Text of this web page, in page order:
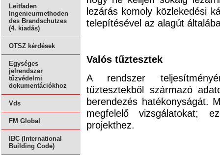
Leitfaden
Ingenieurmethoden
des Brandschutzes
(4. kiadás)
OTSZ kérdések
Egységes
jelrendszer
tűzvédelmi
dokumentációkhoz
Vds
FM Global
IBC (International
Building Code)
lezárás komoly közlekedési
telepítésével az alagút
Valós tűztesztek
A rendszer
tűztesztekből származó
berendezés hatékonyságát.
megfelelő vizsgálatokat;
projekthez.